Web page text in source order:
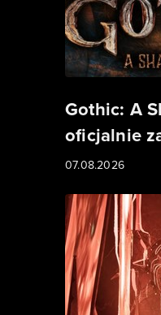
Gothic: A
oficjalnie
07.08.2026